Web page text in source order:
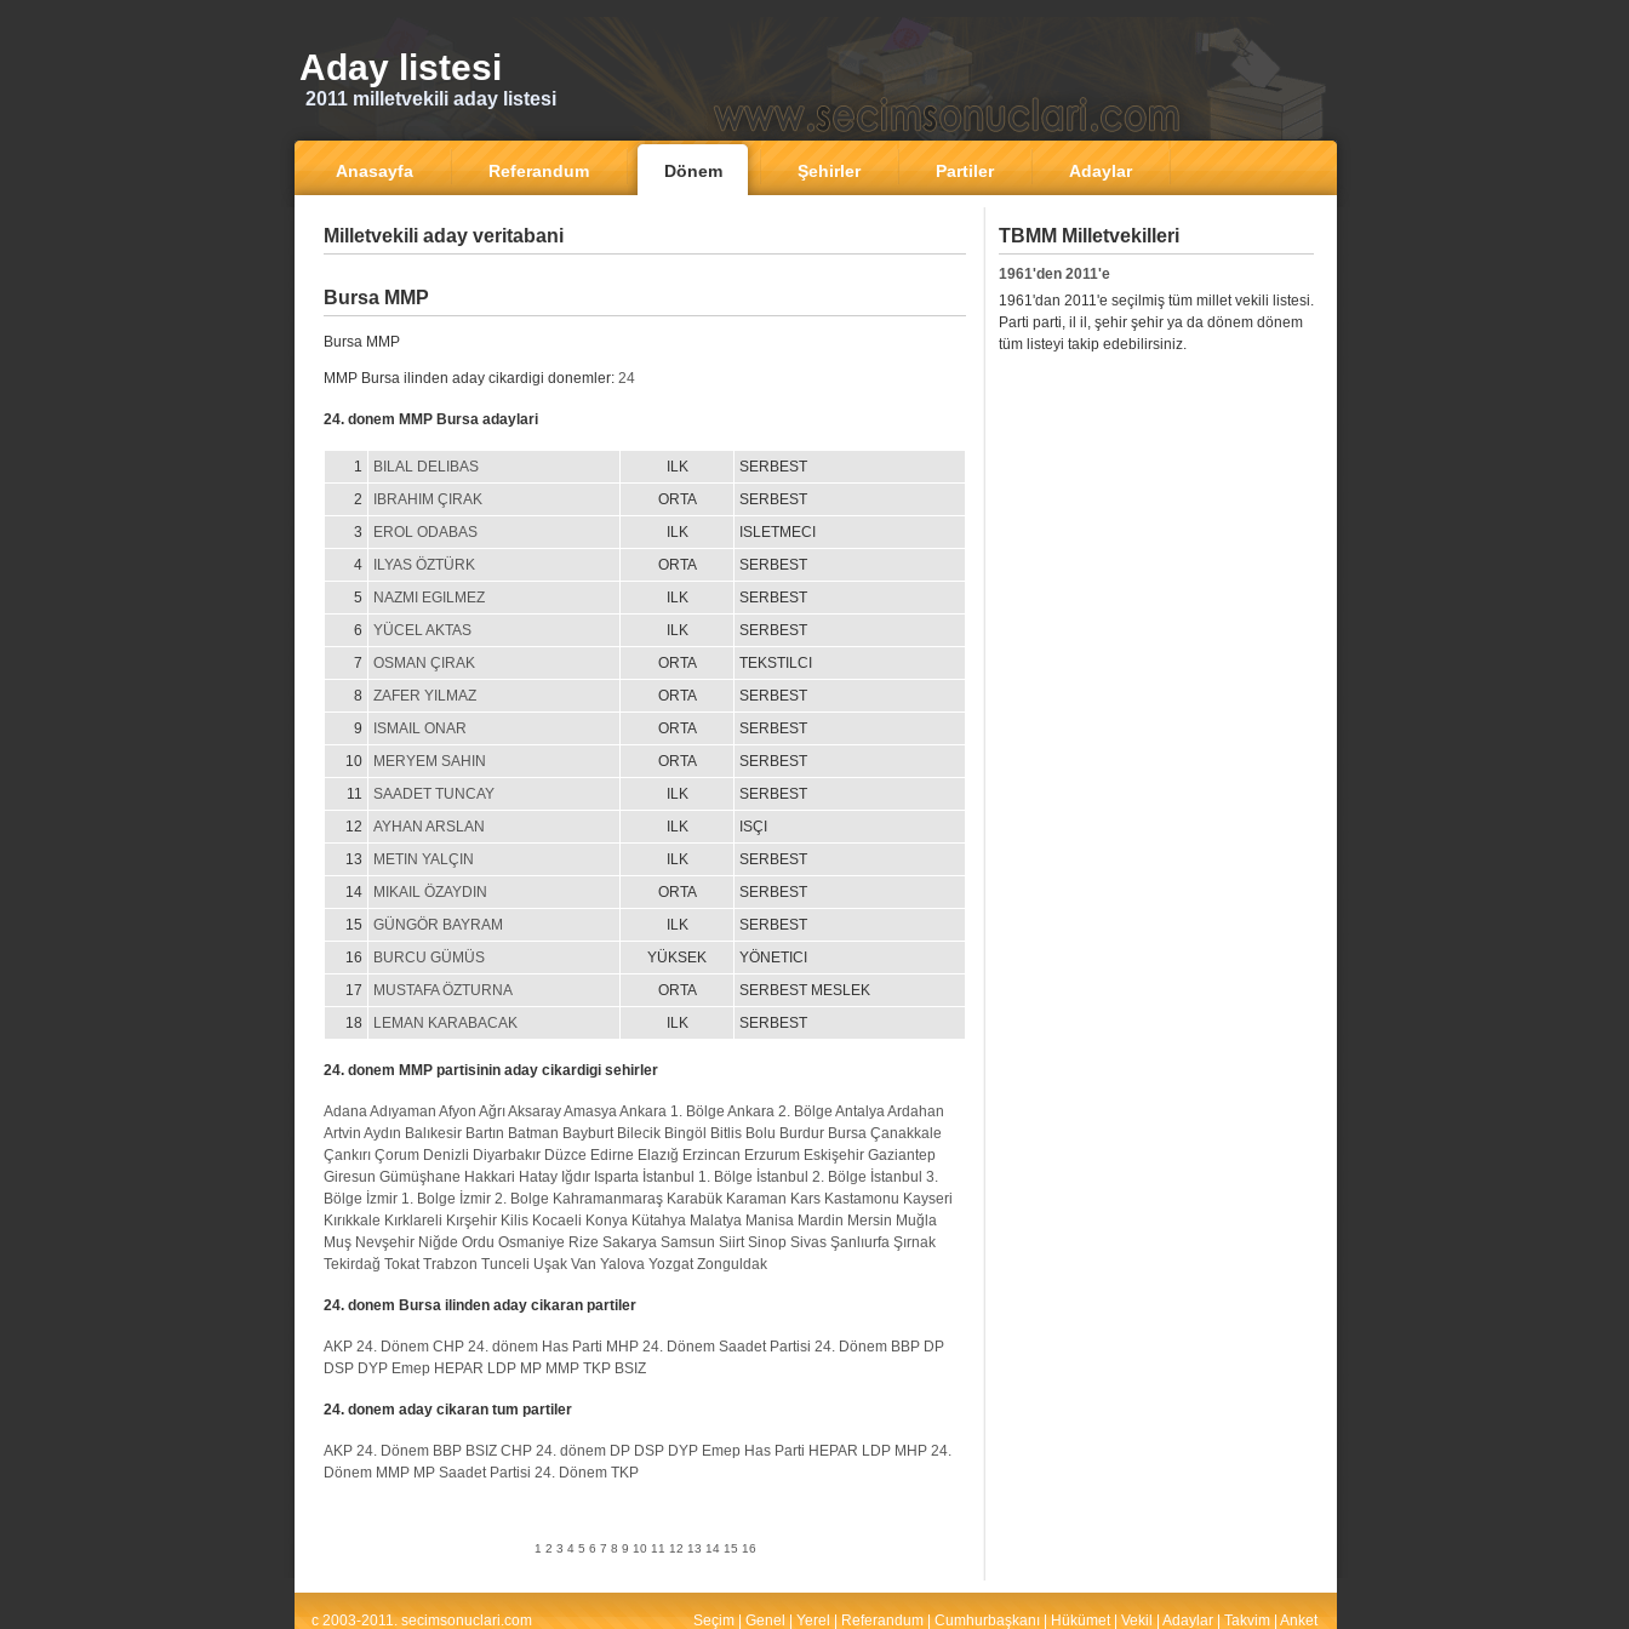
Aday listesi
2011 milletvekili aday listesi
Anasayfa Referandum Dönem Şehirler Partiler Adaylar
Milletvekili aday veritabani
Bursa MMP
Bursa MMP
MMP Bursa ilinden aday cikardigi donemler: 24
24. donem MMP Bursa adaylari
1 BILAL DELIBAS ILK
SERBEST
2
IBRAHIM ÇIRAK ORTA
SERBEST
3
EROL ODABAS ILK
ISLETMECI
4
ILYAS ÖZTÜRK ORTA
SERBEST
5
NAZMI EGILMEZ ILK
SERBEST
6
YÜCEL AKTAS ILK
SERBEST
7
OSMAN ÇIRAK ORTA
TEKSTILCI
8
ZAFER YILMAZ ORTA
SERBEST
9
ISMAIL ONAR ORTA
SERBEST
10
MERYEM SAHIN ORTA
SERBEST
11
SAADET TUNCAY ILK
SERBEST
12
AYHAN ARSLAN ILK
ISÇI
13
METIN YALÇIN ILK
SERBEST
14
MIKAIL ÖZAYDIN ORTA
SERBEST
15
GÜNGÖR BAYRAM ILK
SERBEST
16
BURCU GÜMÜS YÜKSEK
YÖNETICI
17
MUSTAFA ÖZTURNA ORTA
SERBEST MESLEK
18
LEMAN KARABACAK ILK SERBEST
24. donem MMP partisinin aday cikardigi sehirler
AdanaAdıyaman Afyon AğrıAksarayAmasyaAnkara 1. Bölge Ankara 2. Bölge AntalyaArdahan
Artvin Aydın Balıkesir Bartın Batman Bayburt Bilecik Bingöl Bitlis Bolu Burdur Bursa Çanakkale
Çankırı Çorum Denizli Diyarbakır Düzce Edirne Elazığ Erzincan Erzurum Eskişehir Gaziantep
Giresun Gümüşhane Hakkari Hatay Iğdır Isparta İstanbul 1. Bölge İstanbul 2. Bölge İstanbul 3.
Bölge İzmir 1. Bolge İzmir 2. Bolge Kahramanmaraş Karabük Karaman Kars Kastamonu Kayseri
Kırıkkale Kırklareli Kırşehir Kilis Kocaeli Konya Kütahya Malatya Manisa Mardin Mersin Muğla
Muş Nevşehir Niğde Ordu Osmaniye Rize Sakarya Samsun Siirt Sinop Sivas Şanlıurfa Şırnak
Tekirdağ Tokat Trabzon Tunceli Uşak Van Yalova Yozgat Zonguldak
24. donem Bursa ilinden aday cikaran partiler
AKP 24. Dönem CHP 24. dönem Has Parti MHP 24. Dönem Saadet Partisi 24. Dönem BBP DP
DSP DYP Emep HEPAR LDP MP MMP TKP BSIZ
24. donem aday cikaran tum partiler
AKP 24. Dönem BBP BSIZ CHP 24. dönem DP DSP DYP Emep Has Parti HEPAR LDP MHP 24.
Dönem MMP MP Saadet Partisi 24. Dönem TKP
1 2 3 4 5 6 7 8 9 10 11 12 13 14 15 16
TBMM Milletvekilleri
1961'den 2011'e
1961'dan 2011'e seçilmiş tüm millet vekili listesi.
Parti parti, il il, şehir şehir ya da dönem dönem
tüm listeyi takip edebilirsiniz.
c 2003-2011. secimsonuclari.com Seçim | Genel | Yerel | Referandum | Cumhurbaşkanı | Hükümet| Vekil | Adaylar | Takvim | Anket